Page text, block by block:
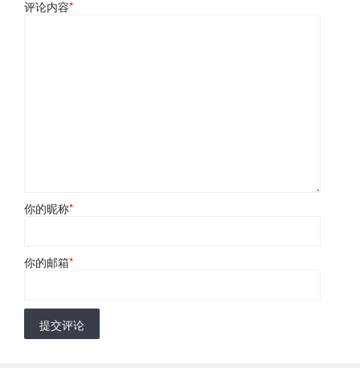
评论内容*
你的昵称*
你的邮箱*
提交评论